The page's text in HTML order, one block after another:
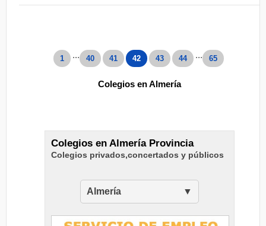
1 ... 40 41 42 43 44 ... 65
Colegios en Almería
Colegios en Almería Provincia
Colegios privados,concertados y públicos
Almería